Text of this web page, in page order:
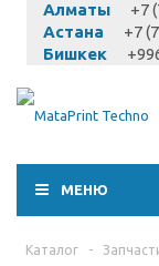
Алматы
+7
Астана
+7
Бишкек
МЕНЮ
Каталог -